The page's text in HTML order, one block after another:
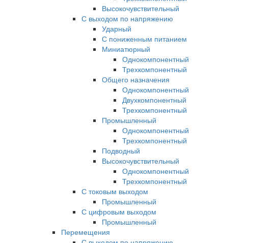
Высокочувствительный
С выходом по напряжению
Ударный
С пониженным питанием
Миниатюрный
Однокомпонентный
Трехкомпонентный
Общего назначения
Однокомпонентный
Двухкомпонентный
Трехкомпонентный
Промышленный
Однокомпонентный
Трехкомпонентный
Подводный
Высокочувствительный
Однокомпонентный
Трехкомпонентный
С токовым выходом
Промышленный
С цифровым выходом
Промышленный
Перемещения